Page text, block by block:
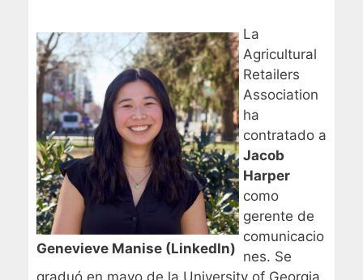
Genevieve Manise (LinkedIn)
La
Agricultural
Retailers
Association
ha
contratado a
Jacob
Harper
como
gerente de
comunicacio
nes. Se
graduó en mayo de la University of Georgia